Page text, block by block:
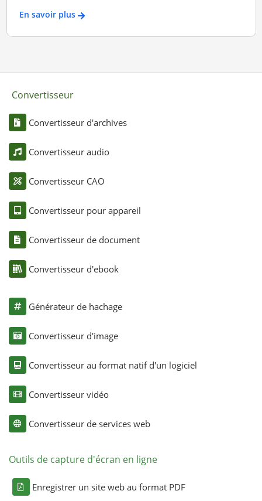
En savoir plus
Convertisseur
Convertisseur d'archives
Convertisseur audio
Convertisseur CAO
Convertisseur pour appareil
Convertisseur de document
Convertisseur d'ebook
Générateur de hachage
Convertisseur d'image
Convertisseur au format natif d'un logiciel
Convertisseur vidéo
Convertisseur de services web
Outils de capture d'écran en ligne
Enregistrer un site web au format PDF